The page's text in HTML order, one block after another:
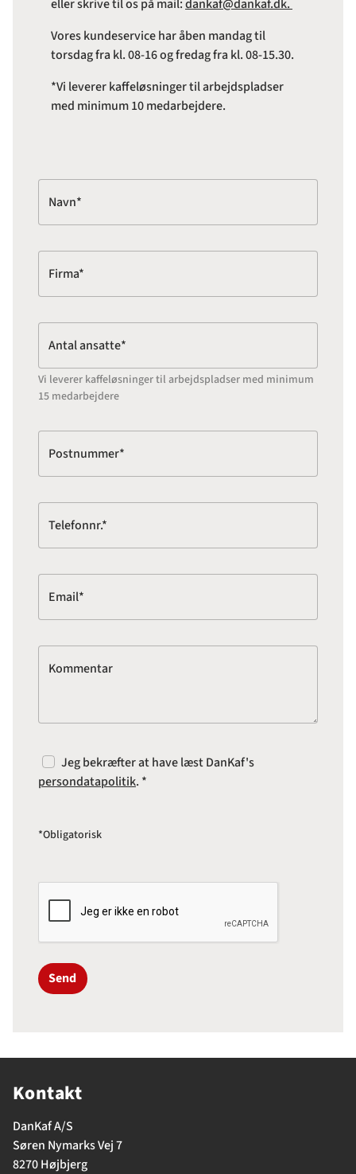
eller skrive til os på mail:dankaf@dankaf.dk.
Vores kundeservice har åben mandag til
torsdag fra kl. 08-16 og fredag fra kl. 08-15.30.
*Vi leverer kaffeløsninger til arbejdspladser
med minimum 10 medarbejdere.
Navn*
Firma*
Antal ansatte*
Vi leverer kaffeløsninger til arbejdspladser med minimum
15 medarbejdere
Postnummer*
Telefonnr.*
Email*
Kommentar
Jeg bekræfter at have læst DanKaf's
persondatapolitik. *
*Obligatorisk
Send
Kontakt
DanKaf A/S
Søren Nymarks Vej 7
8270 Højbjerg